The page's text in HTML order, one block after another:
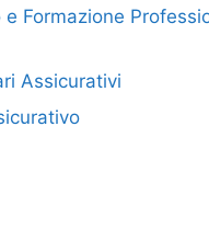
Formazione
Assicurativi